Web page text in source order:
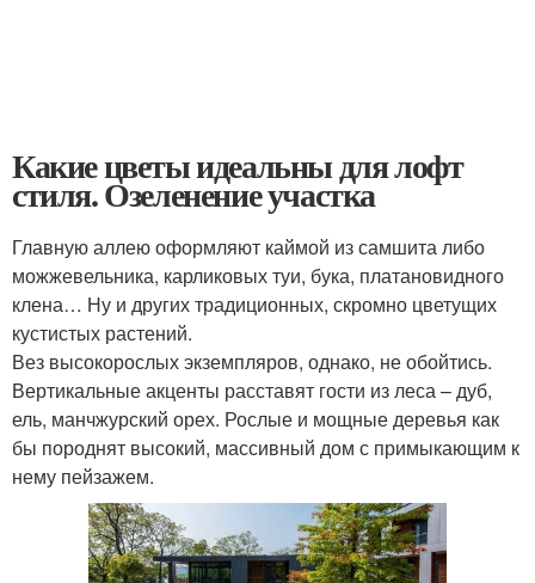
Какие цветы идеальны для лофт
стиля. Озеленение участка
Главную аллею оформляют каймой из самшита либо
можжевельника, карликовых туи, бука, платановидного
клена… Ну и других традиционных, скромно цветущих
кустистых растений.
Вез высокорослых экземпляров, однако, не обойтись.
Вертикальные акценты расставят гости из леса – дуб,
ель, манчжурский орех. Рослые и мощные деревья как
бы породнят высокий, массивный дом с примыкающим к
нему пейзажем.